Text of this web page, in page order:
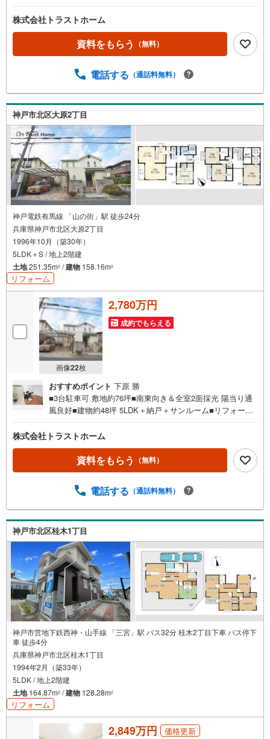
ンCL■6帖以上の居室が3部屋あるゆとりある間取■浴室乾燥
機付！雨の日や花粉の季節に◎■外からの視線が気になりに
くい2階リビング設計■生活動線良好！お手洗い×2ヶ所■モ
ニタ付インターホン有でセキュリティ安心■小学校、スーパ
中学校 約900m♪コープ 約400mお家探しは、トラストホー
も、お客様のご都合に可能な限りおこたえします♪〇急な
ご予約も大歓迎です♪〇住宅ローン相談、買替相談もお任
せください！詳しくは弊社HPをご覧くださいませ♪〇神戸
市全域、明石・芦屋・西宮・宝塚・三田市など 幅広いエ
リアで物件のご紹介が可能です♪
株式会社トラストホーム
資料をもらう （無料）
電話する （通話料無料）
神戸市北区大原2丁目
神戸電鉄有馬線 「山の街」駅 徒歩24分
兵庫県神戸市北区大原2丁目
1996年10月（築30年）
5LDK＋S / 地上2階建
土地251.35m2 /建物 158.16m2
リフォーム
画像22枚
2,780万円
成約でもらえる
おすすめポイント 下原 勝
■3台駐車可 敷地約76坪■南東向き＆全室2面採光 陽当り通
風良好■建物約48坪 5LDK＋納戸＋サンルーム■リフォーム
りある間取■収納充実！居室・床下収納、WIC、パントリ
ー、納戸■1階部分に水回りが集約された家事動線良好な間
取■キッチン横に勝手口有 ゴミの一時置きや換気に便利■お
庭付！家庭菜園やガーデニングなどにも◎■生活動線良好！
月リフォーム内容〉・浴室交換・トイレ交換・サンルーム
ご相談はお気軽に♪〇定休日はございません。お時間帯
も、お客様のご都合に可能な限りおこたえします♪〇急な
ご予約も大歓迎です♪〇住宅ローン相談、買替相談もお任
せください！詳しくは弊社HPをご覧くださいませ♪〇神戸
市全域、明石・芦屋・西宮・宝塚・三田市など 幅広いエ
リアで物件のご紹介が可能です♪
株式会社トラストホーム
資料をもらう （無料）
電話する （通話料無料）
神戸市北区桂木1丁目
神戸市営地下鉄西神・山手線 「三宮」駅 バス32分 桂木2丁目下車 バス停下
車 徒歩4分
兵庫県神戸市北区桂木1丁目
1994年2月（築33年）
5LDK / 地上2階建
土地164.87m2 /建物 128.28m2
リフォーム
2,849万円 価格更新